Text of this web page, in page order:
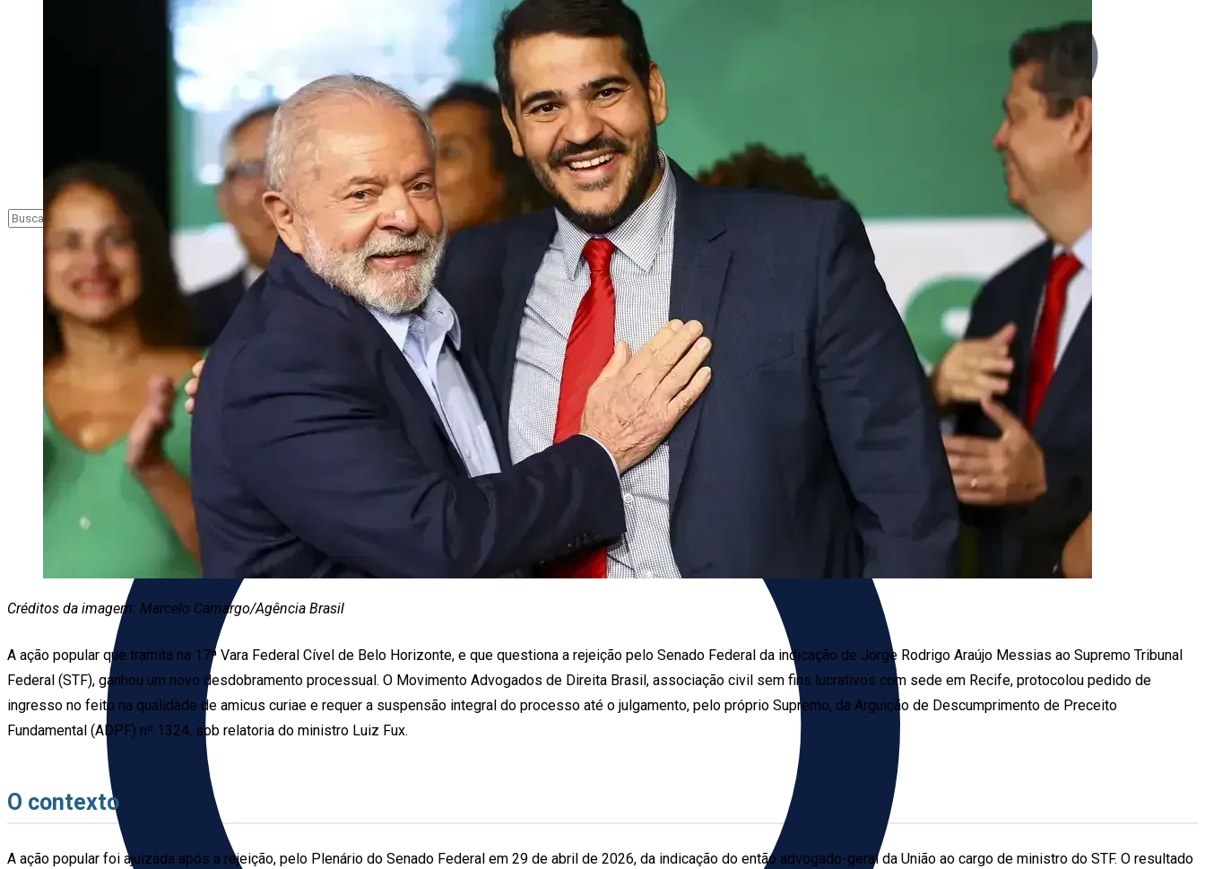
Créditos da imagem: Marcelo Camargo/Agência Brasil
A ação popular que tramita na 17ª Vara Federal Cível de Belo Horizonte, e que questiona a rejeição pelo Senado Federal da indicação de Jorge Rodrigo Araújo Messias ao Supremo Tribunal
Federal (STF), ganhou um novo desdobramento processual. O Movimento Advogados de Direita Brasil, associação civil sem fins lucrativos com sede em Recife, protocolou pedido de
ingresso no feito na qualidade de amicus curiae e requer a suspensão integral do processo até o julgamento, pelo próprio Supremo, da Arguição de Descumprimento de Preceito
Fundamental (ADPF) nº 1324, sob relatoria do ministro Luiz Fux.
O contexto
A ação popular foi ajuizada após a rejeição, pelo Plenário do Senado Federal em 29 de abril de 2026, da indicação do então advogado-geral da União ao cargo de ministro do STF. O resultado